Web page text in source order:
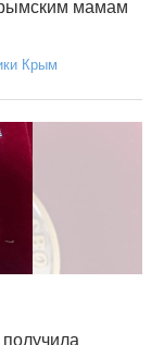
мамам
Крым